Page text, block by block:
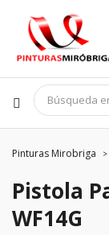
Pinturas Mirobriga
Pistola
WF14G